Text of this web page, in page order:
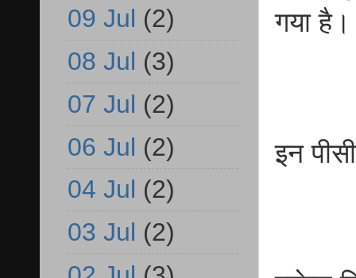
गया है।
इन
09 Jul (2)
08 Jul (3)
07 Jul (2)
06 Jul (2)
04 Jul (2)
03 Jul (2)